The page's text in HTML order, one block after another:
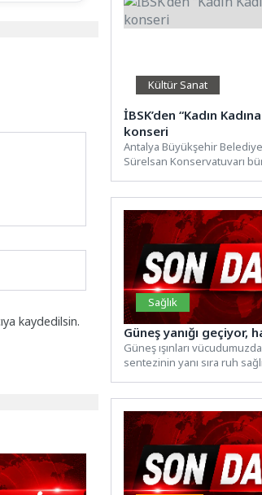
kaydedilsin.
Kültür Sanat
İBSK’den “Kadın
konseri
Antalya Büyükşehir
Sürelsan Konservatuvarı
Sağlık
Güneş yanığı geçiyor,
Güneş ışınları
sentezinin yanı sıra ruh